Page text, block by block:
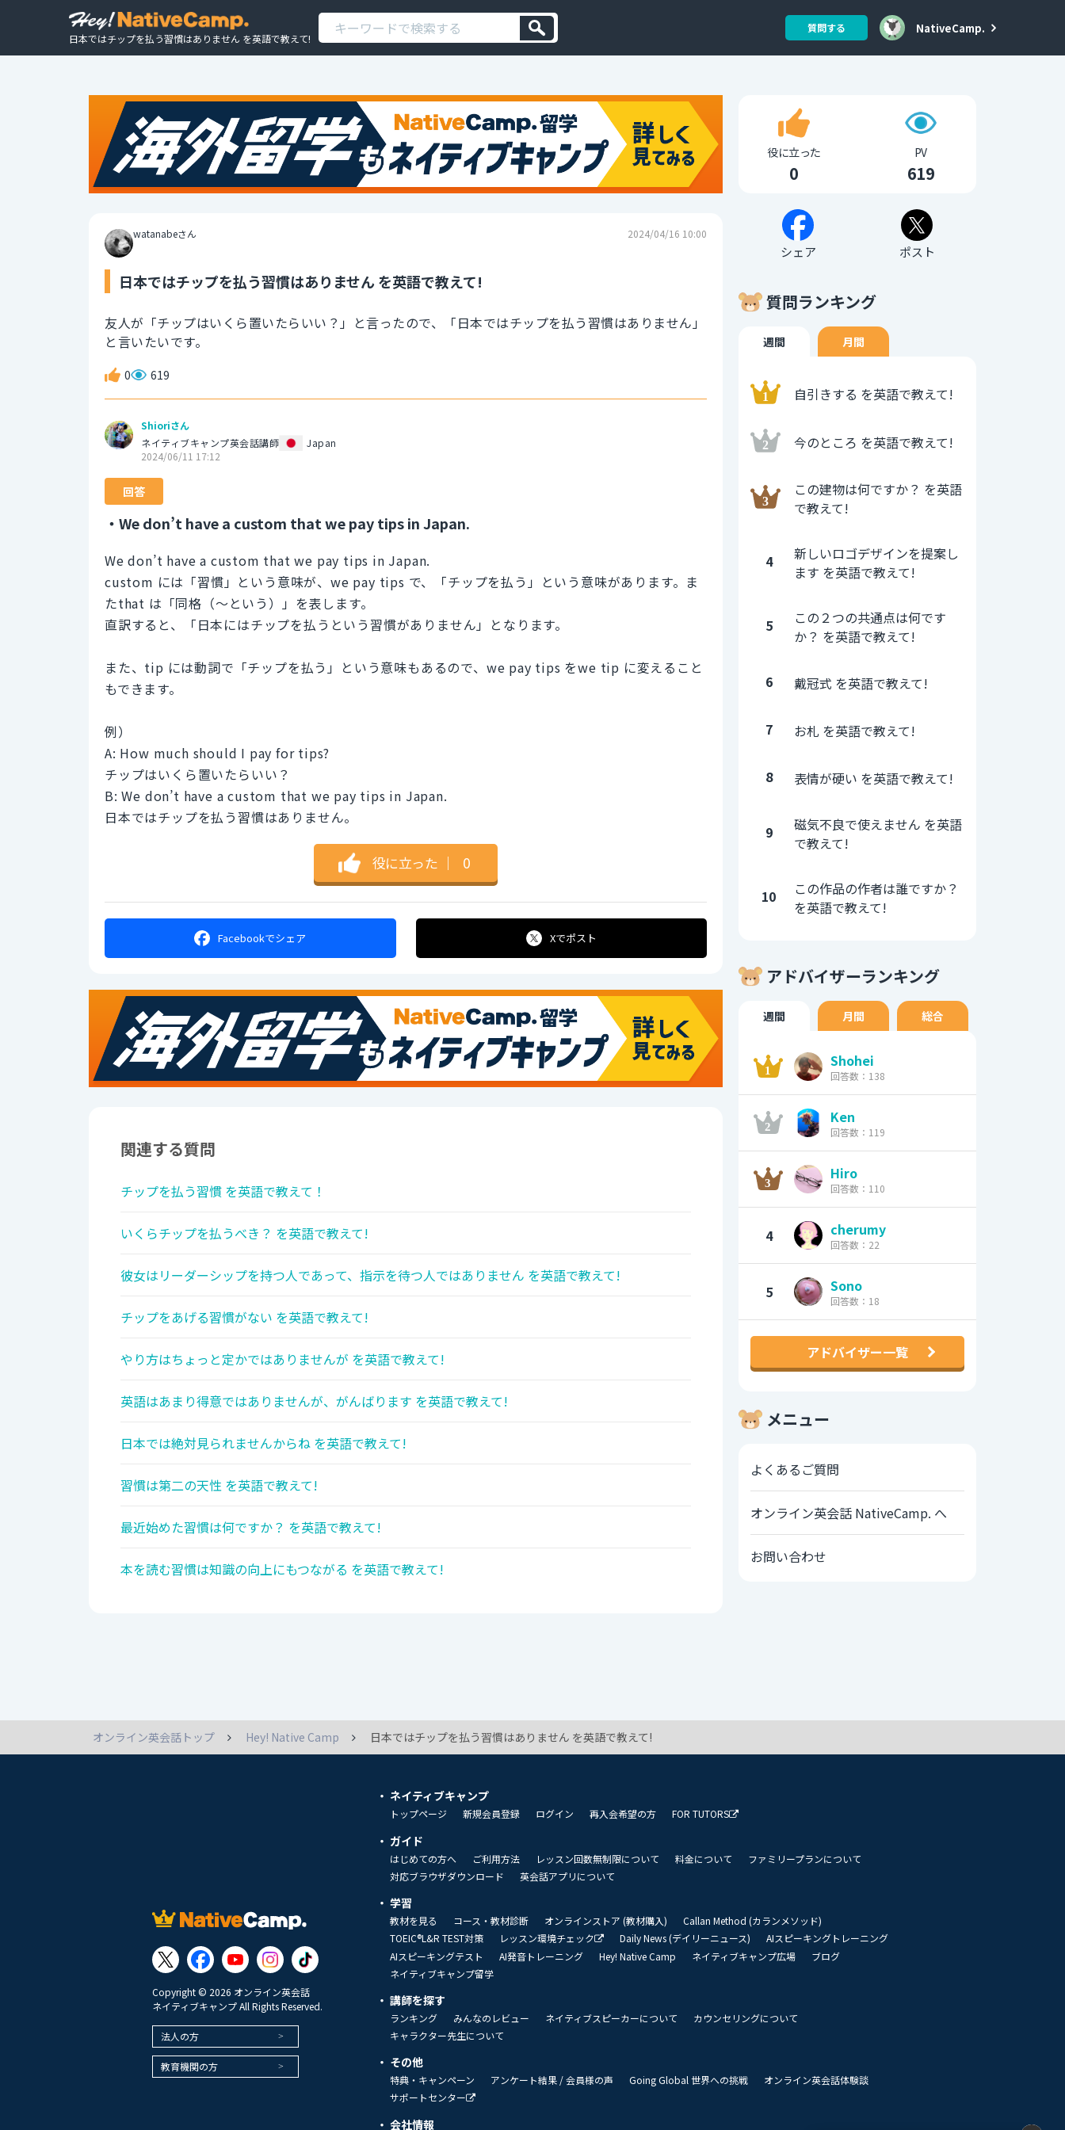
日本ではチップを払う習慣はありません を英語で教えて!
質問する NativeCamp.
watanabeさん 2024/04/16 10:00
日本ではチップを払う習慣はありません を英語で教えて!
友人が「チップはいくら置いたらいい？」と言ったので、「日本ではチップを払う習慣はありません」
と言いたいです。
0 619
Shioriさん
ネイティブキャンプ英会話講師
Japan
2024/06/11 17:12
回答
・We don’t have a custom that we pay tips in Japan.
We don’t have a custom that we pay tips in Japan.
custom には「習慣」という意味が、we pay tips で、「チップを払う」という意味があります。ま
たthat は「同格（～という）」を表します。
直訳すると、「日本にはチップを払うという習慣がありません」となります。
また、tip には動詞で「チップを払う」という意味もあるので、we pay tips をwe tip に変えること
もできます。
例）
A: How much should I pay for tips?
チップはいくら置いたらいい？
B: We don’t have a custom that we pay tips in Japan.
日本ではチップを払う習慣はありません。
役に立った ｜ 0
Facebookでシェア Xでポスト
関連する質問
チップを払う習慣 を英語で教えて！
いくらチップを払うべき？ を英語で教えて!
彼女はリーダーシップを持つ人であって、指示を待つ人ではありません を英語で教えて!
チップをあげる習慣がない を英語で教えて!
やり方はちょっと定かではありませんが を英語で教えて!
英語はあまり得意ではありませんが、がんばります を英語で教えて!
日本では絶対見られませんからね を英語で教えて!
習慣は第二の天性 を英語で教えて!
最近始めた習慣は何ですか？ を英語で教えて!
本を読む習慣は知識の向上にもつながる を英語で教えて!
役に立った
0
PV
619
シェア ポスト
質問ランキング
週間 月間
自引きする を英語で教えて!
今のところ を英語で教えて!
この建物は何ですか？ を英語
で教えて!
4
新しいロゴデザインを提案し
ます を英語で教えて!
5
この２つの共通点は何です
か？ を英語で教えて!
6 戴冠式 を英語で教えて!
7 お札 を英語で教えて!
8 表情が硬い を英語で教えて!
9
磁気不良で使えません を英語
で教えて!
10
この作品の作者は誰ですか？
を英語で教えて!
アドバイザーランキング
週間 月間 総合
Shohei
回答数：138
Ken
回答数：119
Hiro
回答数：110
4 cherumy
回答数：22
5 Sono
回答数：18
アドバイザー一覧
メニュー
よくあるご質問
オンライン英会話 NativeCamp. へ
お問い合わせ
オンライン英会話トップ Hey! Native Camp 日本ではチップを払う習慣はありません を英語で教えて!
Copyright © 2026 オンライン英会話
ネイティブキャンプ All Rights Reserved.
法人の方
教育機関の方
ネイティブキャンプ
トップページ 新規会員登録 ログイン 再入会希望の方 FOR TUTORS
ガイド
はじめての方へ ご利用方法 レッスン回数無制限について 料金について
ファミリープランについて
対応ブラウザダウンロード
英会話アプリについて
学習
教材を見る コース・教材診断 オンラインストア (教材購入)
Callan Method (カランメソッド)
TOEIC®L&R TEST対策
レッスン環境チェック Daily News (デイリーニュース)
AIスピーキングトレーニング
AIスピーキングテスト
AI発音トレーニング Hey! Native Camp ネイティブキャンプ広場
ブログ
ネイティブキャンプ留学
講師を探す
ランキング みんなのレビュー ネイティブスピーカーについて
カウンセリングについて
キャラクター先生について
その他
特典・キャンペーン アンケート結果 / 会員様の声 Going Global 世界への挑戦
オンライン英会話体験談
サポートセンター
会社情報